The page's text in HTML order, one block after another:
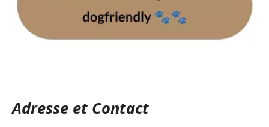
Adresse et Contact